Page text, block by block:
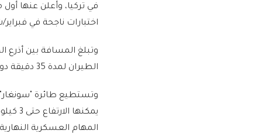
اختبارات ناجحة في فبراير/
الطيران لمدة 35 دقيقة دون حمل أي معدات.
المهام العسكرية النهارية